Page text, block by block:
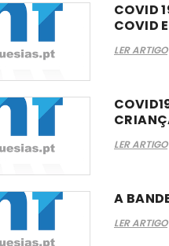
COVID
COVID
LER ARTIGO
LER ARTIGO
A
LER ARTIGO